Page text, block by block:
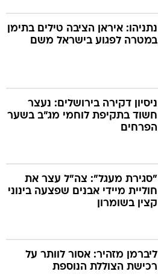
נתניהו: איראן הציבה טילים בתימן
במטרה לפגוע בישראל משם
ניסיון דקירה בירושלים: נעצר
חשוד בתקיפת לוחמי מג"ב בשער
הפרחים
"סגירת מעגל": צה"ל עצר את
חוליית מיידי אבנים שפצעה בינוני
קצין בשומרון
ליברמן מזהיר: אסור לוותר על
רכישת הצוללת הנוספת